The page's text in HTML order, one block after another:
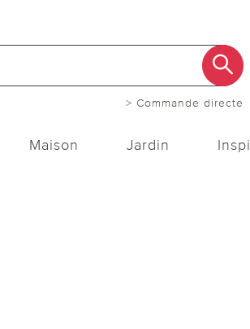
> Commande directe
Maison Jardin